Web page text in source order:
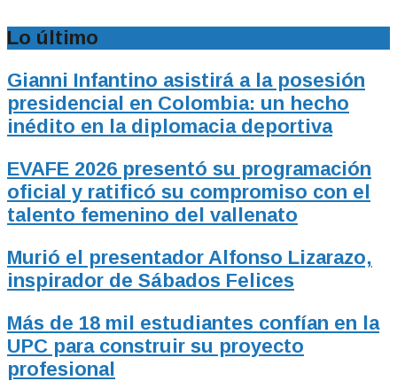
Lo último
Gianni Infantino asistirá a la posesión
presidencial en Colombia: un hecho
inédito en la diplomacia deportiva
EVAFE 2026 presentó su programación
oficial y ratificó su compromiso con el
talento femenino del vallenato
Murió el presentador Alfonso Lizarazo,
inspirador de Sábados Felices
Más de 18 mil estudiantes confían en la
UPC para construir su proyecto
profesional